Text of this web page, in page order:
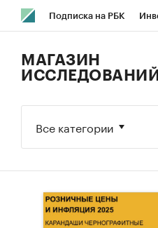
Подписка на РБК
Исследования
МАГАЗИН
ИССЛЕДОВАНИЙ
Все категории